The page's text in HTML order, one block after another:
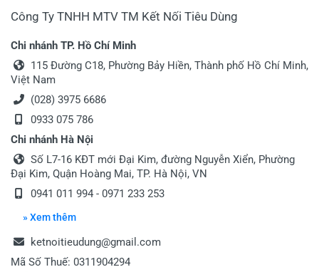
Công Ty TNHH MTV TM Kết Nối Tiêu Dùng
Chi nhánh TP. Hồ Chí Minh
115 Đường C18, Phường Bảy Hiền, Thành phố Hồ Chí Minh,
Việt Nam
(028) 3975 6686
0933 075 786
Chi nhánh Hà Nội
Số L7-16 KĐT mới Đại Kim, đường Nguyễn Xiển, Phường
Đại Kim, Quận Hoàng Mai, TP. Hà Nội, VN
0941 011 994 - 0971 233 253
» Xem thêm
ketnoitieudung@gmail.com
Mã Số Thuế: 0311904294